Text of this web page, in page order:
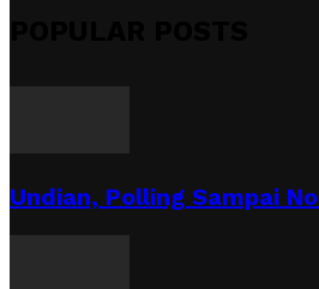
Undian, Polling Sampai